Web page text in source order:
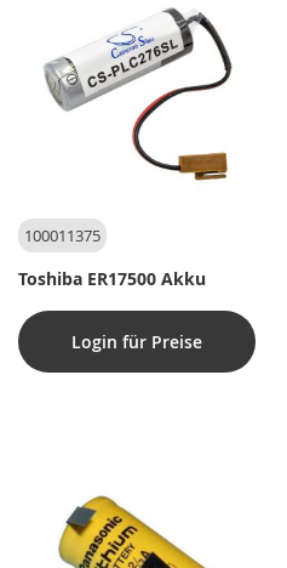
100011375
Toshiba ER17500 Akku
Login für Preise